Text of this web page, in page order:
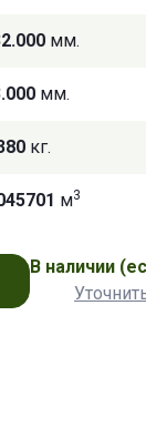
мм.
мм.
кг.
м3
В наличии